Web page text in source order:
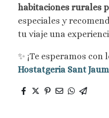
habitaciones rurales
especiales y
tu viaje una
✨ ¡Te esperamos
Hostatgeria Sant